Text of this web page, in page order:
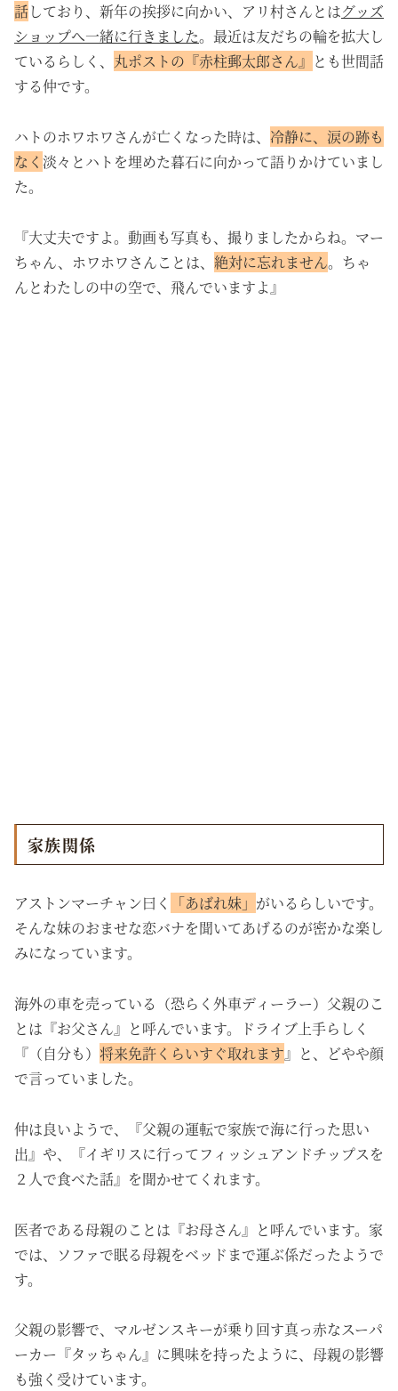
話しており、新年の挨拶に向かい、アリ村さんとはグッズ
ショップへ一緒に行きました。最近は友だちの輪を拡大し
ているらしく、 丸ポストの『赤柱郵太郎さん』 とも世間話
する仲です。
ハトのホワホワさんが亡くなった時は、 冷静に、涙の跡も
なく 淡々とハトを埋めた暮石に向かって語りかけていまし
た。
『大丈夫ですよ。動画も写真も、撮りましたからね。マー
ちゃん、ホワホワさんことは、 絶対に忘れません。ちゃ
んとわたしの中の空で、飛んでいますよ』
家族関係
アストンマーチャン曰く 「あばれ妹」 がいるらしいです。
そんな妹のおませな恋バナを聞いてあげるのが密かな楽し
みになっています。
海外の車を売っている（恐らく外車ディーラー） 父親のこ
とは『お父さん』と呼んでいます。
ドライブ上手らしく
『（自分も） 将来免許くらいすぐ取れます』と、どやや顔
で言っていました。
仲は良いようで、『父親の運転で家族で海に行った思い
出』や、『イギリスに行ってフィッシュアンドチップスを
２人で食べた話』を聞かせてくれます。
医者である母親のことは『お母さん』と呼んでいます。家
では、ソファで眠る母親をベッドまで運ぶ係だったようで
す。
父親の影響で、マルゼンスキーが乗り回す真っ赤なスーパ
ーカー『タッちゃん』に興味を持ったように、母親の影響
も強く受けています。